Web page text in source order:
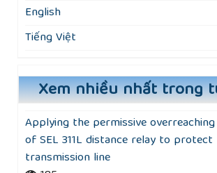
English
Tiếng Việt
Xem nhiều nhất trong
Applying the permissive
of SEL 311L distance relay to
transmission line